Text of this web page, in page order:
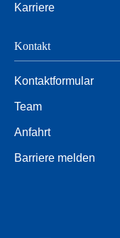
Karriere
Kontakt
Kontaktformular
Team
Anfahrt
Barriere melden